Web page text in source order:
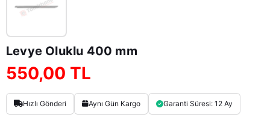
Levye Oluklu 400 mm
550,00 TL
Hızlı Gönderi Aynı Gün Kargo Garanti Süresi: 12 Ay